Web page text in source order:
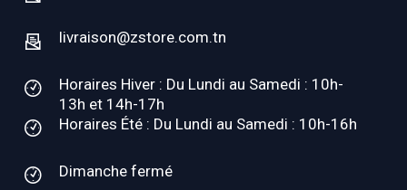
livraison@zstore.com.tn
Horaires Hiver : Du Lundi au Samedi : 10h-
13h et 14h-17h
Horaires Été : Du Lundi au Samedi : 10h-16h
Dimanche fermé